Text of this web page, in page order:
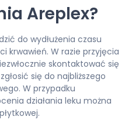
Areplex?
do wydłużenia czasu
krwawień. W razie przyjęcia
skontaktować się
się do najbliższego
W przypadku
działania leku można